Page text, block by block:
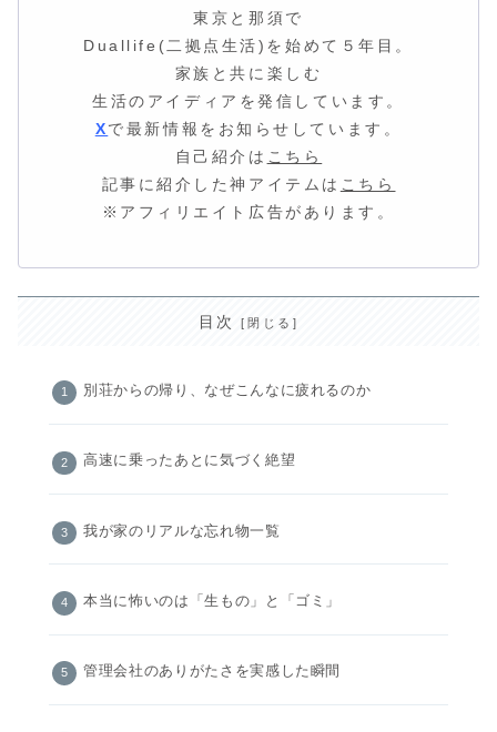
東京と那須で
Duallife(二拠点生活)を始めて５年目。
家族と共に楽しむ
生活のアイディア を発信しています。
Xで最新情報をお知らせしています。
自己紹介は こちら
記事に紹介した神アイテムは こちら
※アフィリエイト広告があります。
目次
別荘からの帰り、なぜこんなに疲れるのか
高速に乗ったあとに気づく絶望
我が家のリアルな忘れ物一覧
本当に怖いのは「生もの」と「ゴミ」
管理会社のありがたさを実感した瞬間